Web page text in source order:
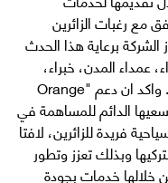
مع رغبات الزائرين
الشركة برعاية هذا الحدث
عمداء المدن، خبراء،
باحثين ورجال أعمال من قطاعات مختلفة. واكد ان دعم "Orange
الدائم للمساهمة في
فريدة للزائرين، لافتا
وبذلك تعزز وتطور
خلالها خدمات بجودة